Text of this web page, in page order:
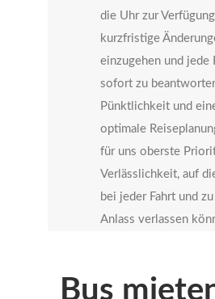
die Uhr zur
kurzfristige
einzugehen und jede
sofort zu
Pünktlichkeit und
optimale
für uns oberste
Verlässlichkeit, auf
bei jeder Fahrt und
Anlass verlassen
Bus